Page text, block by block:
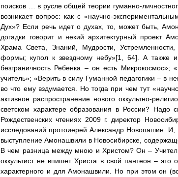
поисков … в русле общей теории гуманно-
возникает вопрос: как с «научно-
Дух»? Если речь идет о духах, то, может быть,
догадки говорит и некий архитектурный проект
Храма Света, Знаний, Мудрости,
формы; купол к звездному небу»[1, 64]. А также
безграничность Ребенка – он есть Микрокосмос»;
учитель»; «Верить в силу Гуманной педагогики – в
во что ему вздумается. Но тогда при чем тут
активное распространение нового оккультно-
светском характере образования в России? Надо
Рождественских чтениях 2009 г. директор
исследований протоиерей Александр Новопашин. И,
выступление Амонашвили в Новосибирске,
В чем разница между мною и Христом? Он –
оккультист не впишет Христа в свой пантеон – это
характерного и для Амонашвили. Но при этом он